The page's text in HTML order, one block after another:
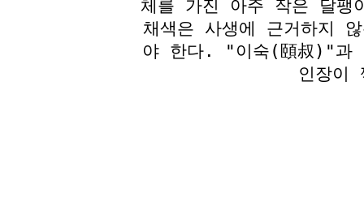
체를 가진 아주 작은 달팽
채색은 사생에 근거하지
야 한다. "이숙(頤叔)"과
인장